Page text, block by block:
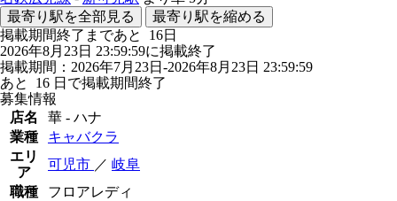
最寄り駅を全部見る
最寄り駅を縮める
掲載期間終了まであと 16日
2026年8月23日 23:59:59に掲載終了
掲載期間：2026年7月23日-2026年8月23日 23:59:59
あと 16 日で掲載期間終了
募集情報
店名
華 - ハナ
業種
キャバクラ
エリ
ア
可児市 ／ 岐阜
職種
フロアレディ